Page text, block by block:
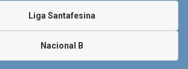
Liga Santafesina
Nacional B